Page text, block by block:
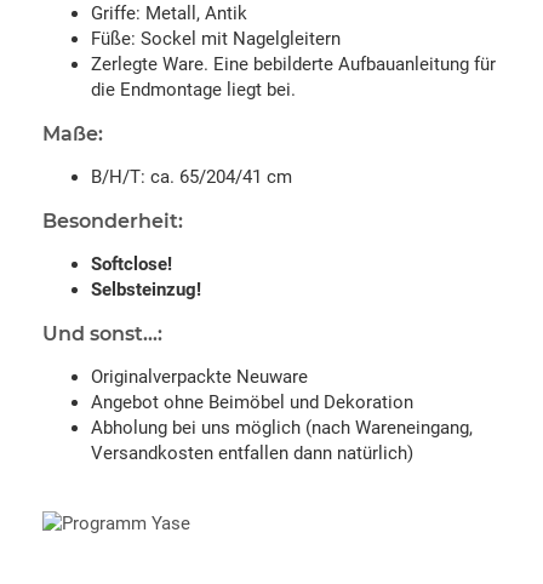
Griffe: Metall, Antik
Füße: Sockel mit Nagelgleitern
Zerlegte Ware. Eine bebilderte Aufbauanleitung für
die Endmontage liegt bei.
Maße:
B/H/T: ca. 65/204/41 cm
Besonderheit:
Softclose!
Selbsteinzug!
Und sonst...:
Originalverpackte Neuware
Angebot ohne Beimöbel und Dekoration
Abholung bei uns möglich (nach Wareneingang,
Versandkosten entfallen dann natürlich)